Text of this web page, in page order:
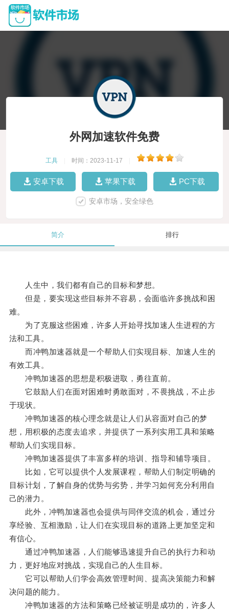
外网加速软件免费
工具 时间：2023-11-17
安卓下载 苹果下载 PC下载
安卓市场，安全绿色
简介 排行
人生中，我们都有自己的目标和梦想。
但是，要实现这些目标并不容易，会面临许多挑战和困
难。
为了克服这些困难，许多人开始寻找加速人生进程的方
法和工具。
而冲鸭加速器就是一个帮助人们实现目标、加速人生的
有效工具。
冲鸭加速器的思想是积极进取，勇往直前。
它鼓励人们在面对困难时勇敢面对，不畏挑战，不止步
于现状。
冲鸭加速器的核心理念就是让人们从容面对自己的梦
想，用积极的态度去追求，并提供了一系列实用工具和策略
帮助人们实现目标。
冲鸭加速器提供了丰富多样的培训、指导和辅导项目。
比如，它可以提供个人发展课程，帮助人们制定明确的
目标计划，了解自身的优势与劣势，并学习如何充分利用自
己的潜力。
此外，冲鸭加速器也会提供与同伴交流的机会，通过分
享经验、互相激励，让人们在实现目标的道路上更加坚定和
有信心。
通过冲鸭加速器，人们能够迅速提升自己的执行力和动
力，更好地应对挑战，实现自己的人生目标。
它可以帮助人们学会高效管理时间、提高决策能力和解
决问题的能力。
冲鸭加速器的方法和策略已经被证明是成功的，许多人